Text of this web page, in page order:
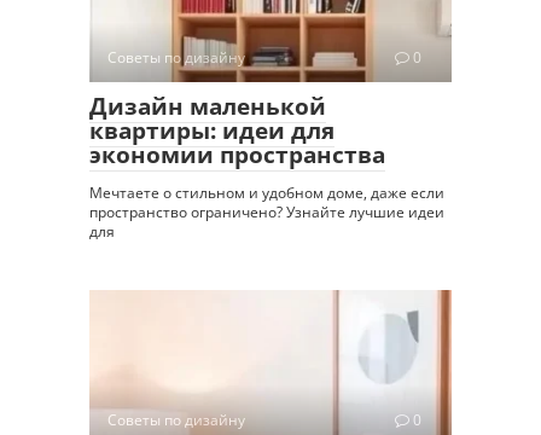
Советы по дизайну 0
Дизайн маленькой
квартиры: идеи для
экономии пространства
Мечтаете о стильном и удобном доме, даже если
пространство ограничено? Узнайте лучшие идеи
для
Советы по дизайну 0